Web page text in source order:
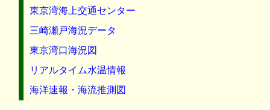
東京湾海上交通センター
三崎瀬戸海況データ
東京湾口海況図
リアルタイム水温情報
海洋速報・海流推測図